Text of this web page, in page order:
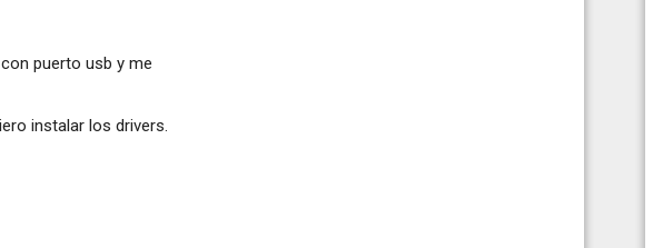
puerto usb y me
instalar los drivers.